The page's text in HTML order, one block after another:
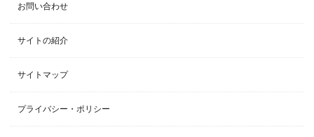
お問い合わせ
サイトの紹介
サイトマップ
プライバシー・ポリシー